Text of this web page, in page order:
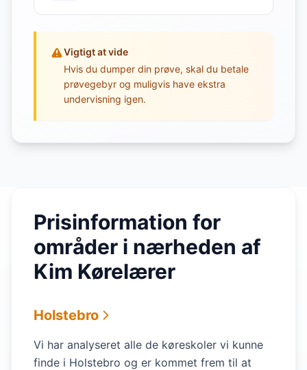
Vigtigt at vide
Hvis du dumper din prøve, skal du betale
prøvegebyr og muligvis have ekstra
undervisning igen.
Prisinformation for
områder i nærheden af
Kim Kørelærer
Holstebro
Vi har analyseret alle de køreskoler vi kunne
finde i Holstebro og er kommet frem til at